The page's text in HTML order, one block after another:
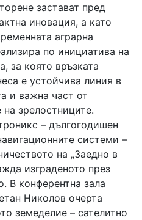
застават пред
иновация, а като
аграрна
по инициатива на
за която връзката
е устойчива линия в
и важна част от
зрелостниците.
– дългогодишен
системи –
на „Заедно в
изграденото през
В конферентна зала
Николов очерта
земеделие – сателитно